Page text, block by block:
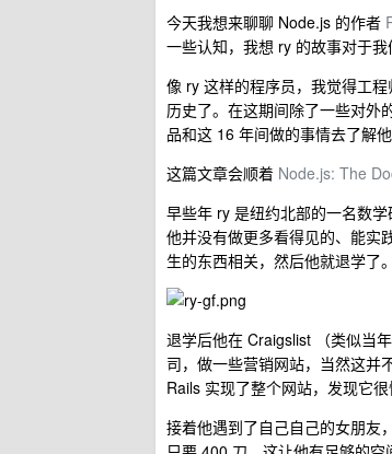
今天我想来聊聊 Node.js 的作者
一些认知，我想 ry 的故事对于
像 ry 这样的程序员，我觉得工
历史了。在这期间除了一些对外
品和这 16 年间做的事情去了解他
这篇文章会顺着 Node.js: The
早些年 ry 是纽约北部的一名数
他并没有做更多看得见的、能实
生的东西相关，然后他就退学了。
退学后他在 Craigslist （类似当
司，做一些营销网站，当然这并
Rails 实现了整个网站，发现它
接着他遇到了自己自己的女朋友